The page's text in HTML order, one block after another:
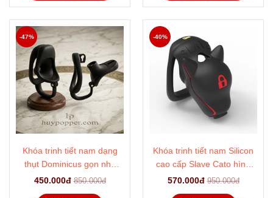
Khóa trinh tiết nam dạng
thụt Dominicus gọn nhẹ
chống cương nâng cao
450.000đ 850.000đ
-47%
Khóa trinh tiết nam Silicon
cao cấp Slave Cato hình
đầu chó
570.000đ 950.000đ
-40%